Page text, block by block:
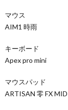
マウス
AIM1 時雨
キーボード
Apex pro mini
マウスパッド
ARTISAN 零 FX MID